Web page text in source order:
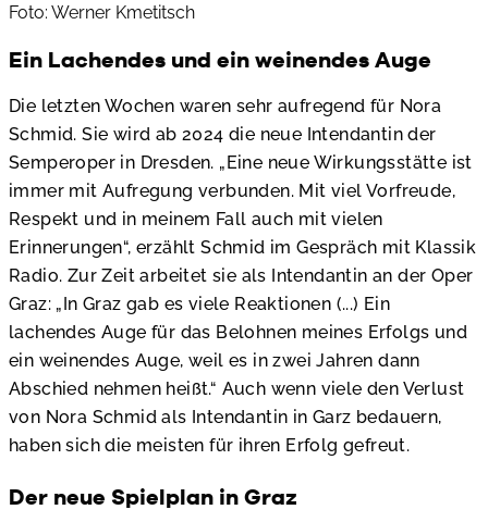
Foto: Werner Kmetitsch
Ein Lachendes und ein weinendes Auge
Die letzten Wochen waren sehr aufregend für Nora
Schmid. Sie wird ab 2024 die neue Intendantin der
Semperoper in Dresden. „Eine neue Wirkungsstätte ist
immer mit Aufregung verbunden. Mit viel Vorfreude,
Respekt und in meinem Fall auch mit vielen
Erinnerungen“, erzählt Schmid im Gespräch mit Klassik
Radio. Zur Zeit arbeitet sie als Intendantin an der Oper
Graz: „In Graz gab es viele Reaktionen (...) Ein
lachendes Auge für das Belohnen meines Erfolgs und
ein weinendes Auge, weil es in zwei Jahren dann
Abschied nehmen heißt.“ Auch wenn viele den Verlust
von Nora Schmid als Intendantin in Garz bedauern,
haben sich die meisten für ihren Erfolg gefreut.
Der neue Spielplan in Graz